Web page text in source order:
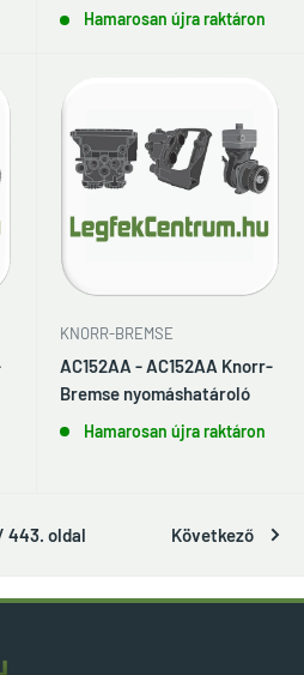
Hamarosan újra raktáron
KNORR-BREMSE
AC152AA - AC152AA Knorr-
Bremse nyomáshatároló
Hamarosan újra raktáron
443. oldal Következő